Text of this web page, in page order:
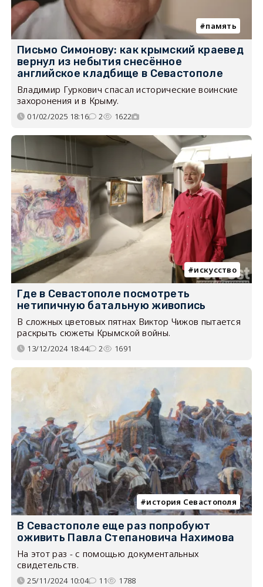
память
Письмо Симонову: как крымский краевед
вернул из небытия снесённое
английское кладбище в Севастополе
Владимир Гуркович спасал исторические воинские
захоронения и в Крыму.
01/02/2025 18:16 2 1622
искусство
Где в Севастополе посмотреть
нетипичную батальную живопись
В сложных цветовых пятнах Виктор Чижов пытается
раскрыть сюжеты Крымской войны.
13/12/2024 18:44 2 1691
история Севастополя
В Севастополе еще раз попробуют
оживить Павла Степановича Нахимова
На этот раз - с помощью документальных
свидетельств.
25/11/2024 10:04 11 1788